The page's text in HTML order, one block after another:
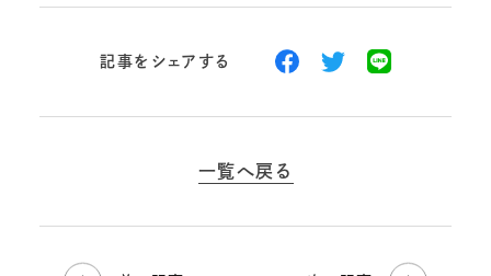
記事をシェアする
一覧へ戻る